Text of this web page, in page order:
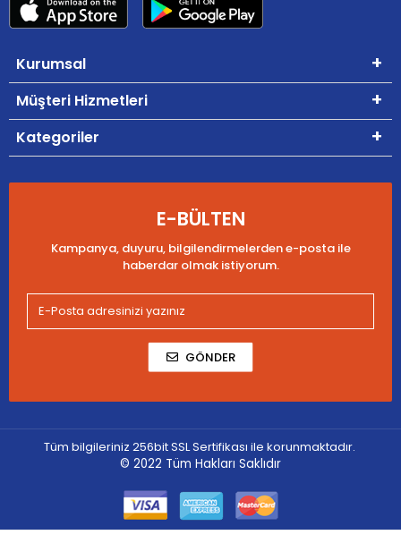
Kurumsal
Müşteri Hizmetleri
Kategoriler
E-BÜLTEN
Kampanya, duyuru, bilgilendirmelerden e-posta ile
haberdar olmak istiyorum.
GÖNDER
Tüm bilgileriniz 256bit SSL Sertifikası ile korunmaktadır.
© 2022 Tüm Hakları Saklıdır